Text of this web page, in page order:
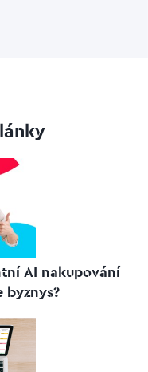
AI nakupování
byznys?